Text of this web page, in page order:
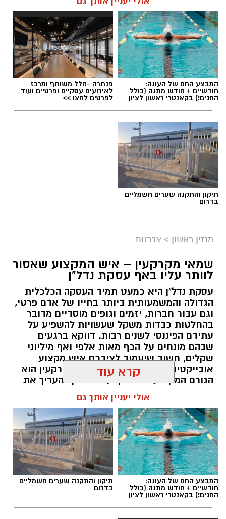
המבצע החם של העונה:
חודשיים + חודש מתנה (כולל
החגים!) בקאנטרי ראשון לציון
פנתרה -חלל משותף ומרכז
לאירועים עסקיים ופרטיים ועוד
לפרטים לחצו >>
תיקון והתקנה שערים חשמליים
בדרום
מגזין ראשון > צרכנות
שמאי מקרקעין – איש המקצוע שאסור
לוותר עליו באף עסקת נדל"ן
עסקת נדל"ן היא כמעט תמיד העסקה הכלכלית
הגדולה והמשמעותית ביותר בחייו של אדם פרטי,
וגם עבור חברות, יזמים וגופים מוסדיים מדובר
בהחלטות כבדות משקל שעשויות להשפיע על
עתידם הפיננסי לשנים רבות. דווקא ברגעים
שבהם מונחים על הכף מאות אלפי ואף מיליוני
שקלים, חשוב שיעמוד לצידכם איש מקצוע
אובייקטיבי, מוסמך ומנוסה. שמאי מקרקעין הוא
הגורם המקצועי המוסמך על פי חוק להעריך את
שווי של נכסי מקרקעין, והוא זה שמעניק לכם את
הביטחון לקבל החלטות מבוססות, שקולות
ובטוחות.
תוכן שיווקי / 09:49 05.08.26
קרא עוד
אולי יעניין אותך גם
המבצע החם של העונה:
חודשיים + חודש מתנה (כולל
החגים!) בקאנטרי ראשון לציון
תיקון והתקנה שערים חשמליים
בדרום